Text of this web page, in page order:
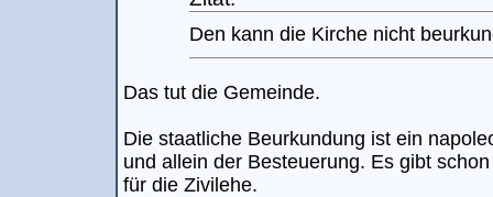
Den kann die Kirche nicht
Das tut die Gemeinde.
Die staatliche Beurkundung ist ein
und allein der Besteuerung. Es gibt
für die Zivilehe.